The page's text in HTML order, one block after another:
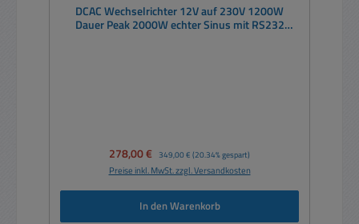
DCAC Wechselrichter 12V auf 230V 1200W
Dauer Peak 2000W echter Sinus mit RS232
Verkaufspreis:
278,00 € Regulärer Preis:
349,00 € (20.34% gespart)
Preise inkl. MwSt. zzgl. Versandkosten
In den Warenkorb